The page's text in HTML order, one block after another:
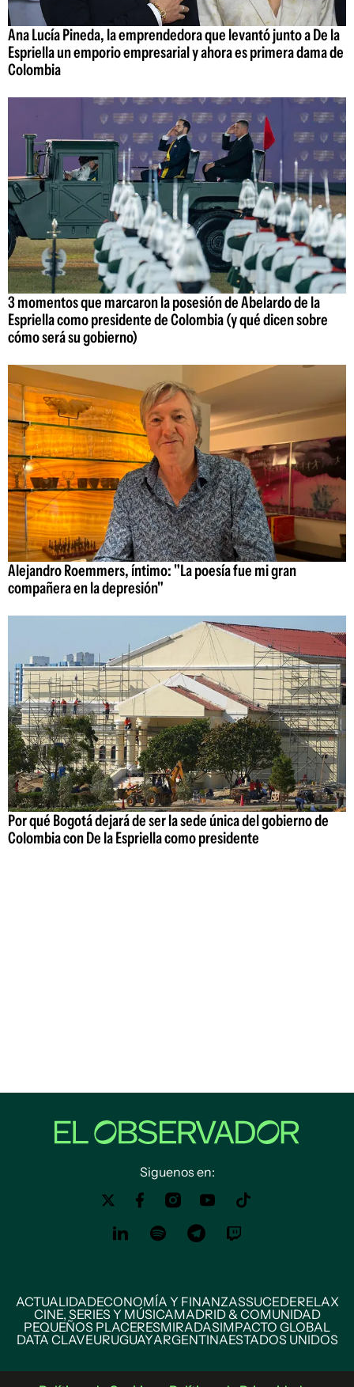
Ana Lucía Pineda, la emprendedora que levantó junto a De la
Espriella un emporio empresarial y ahora es primera dama de
Colombia
3 momentos que marcaron la posesión de Abelardo de la
Espriella como presidente de Colombia (y qué dicen sobre
cómo será su gobierno)
Alejandro Roemmers, íntimo: "La poesía fue mi gran
compañera en la depresión"
Por qué Bogotá dejará de ser la sede única del gobierno de
Colombia con De la Espriella como presidente
Siguenos en:
ACTUALIDADECONOMÍA Y FINANZASSUCEDERELAX
CINE, SERIES Y MÚSICAMADRID & COMUNIDAD
PEQUEÑOS PLACERESMIRADASIMPACTO GLOBAL
DATA CLAVEURUGUAYARGENTINAESTADOS UNIDOS